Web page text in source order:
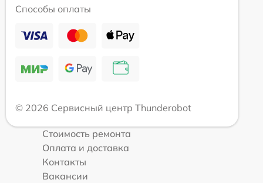
Способы оплаты
© 2026 Сервисный центр Thunderobot
Стоимость ремонта
Оплата и доставка
Контакты
Вакансии